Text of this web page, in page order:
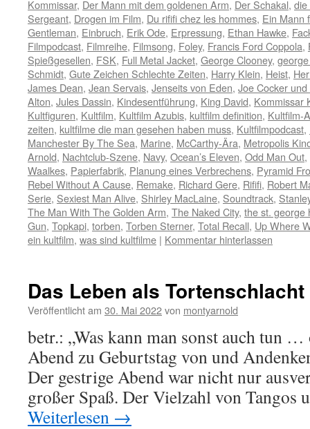
Kommissar, Der Mann mit dem goldenen Arm, Der Schakal, die
Sergeant, Drogen im Film, Du rififi chez les hommes, Ein Mann
Gentleman, Einbruch, Erik Ode, Erpressung, Ethan Hawke,
Filmpodcast, Filmreihe, Filmsong, Foley, Francis Ford Coppola,
Spießgesellen, FSK, Full Metal Jacket, George Clooney,
Schmidt, Gute Zeichen Schlechte Zeiten, Harry Klein, Heist,
James Dean, Jean Servais, Jenseits von Eden, Joe Cocker
Alton, Jules Dassin, Kindesentführung, King David, Kommissar
Kultfiguren, Kultfilm, Kultfilm Azubis, kultfilm definition, Kultfilm-
zeiten, kultfilme die man gesehen haben muss, Kultfilmpodcast,
Manchester By The Sea, Marine, McCarthy-Ära, Metropolis
Arnold, Nachtclub-Szene, Navy, Ocean’s Eleven, Odd Man Out,
Waalkes, Papierfabrik, Planung eines Verbrechens, Pyramid
Rebel Without A Cause, Remake, Richard Gere, Rififi, Robert
Serie, Sexiest Man Alive, Shirley MacLaine, Soundtrack,
The Man With The Golden Arm, The Naked City, the st. george
Gun, Topkapi, torben, Torben Sterner, Total Recall, Up Where
ein kultfilm, was sind kultfilme | Kommentar hinterlassen
Das Leben als Tortenschlacht
Veröffentlicht am 30. Mai 2022von montyarnold
betr.: „Was kann man sonst auch tun
Abend zu Geburtstag von und
Der gestrige Abend war nicht nur
großer Spaß. Der Vielzahl von
Weiterlesen →